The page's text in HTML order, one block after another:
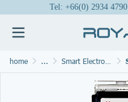
Tel: +66(0) 2934
home ... Smart Electrostatic Discharge Monitoring